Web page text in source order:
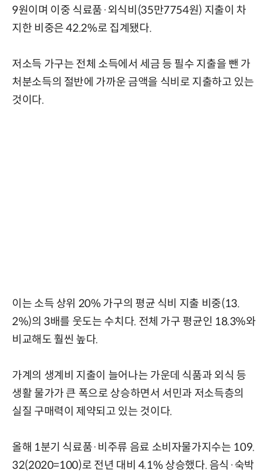
9원이며 이중 식료품·외식비(35만7754원) 지출이 차
지한 비중은 42.2%로 집계됐다.
저소득 가구는 전체 소득에서 세금 등 필수 지출을 뺀 가
처분소득의 절반에 가까운 금액을 식비로 지출하고 있는
것이다.
이는 소득 상위 20% 가구의 평균 식비 지출 비중(13.
2%)의 3배를 웃도는 수치다. 전체 가구 평균인 18.3%와
비교해도 훨씬 높다.
가계의 생계비 지출이 늘어나는 가운데 식품과 외식 등
생활 물가가 큰 폭으로 상승하면서 서민과 저소득층의
실질 구매력이 제약되고 있는 것이다.
올해 1분기 식료품·비주류 음료 소비자물가지수는 109.
32(2020=100)로 전년 대비 4.1% 상승했다. 음식·숙박